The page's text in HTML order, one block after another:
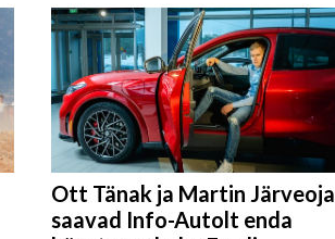
Ott Tänak ja Martin Järveoja
saavad Info-Autolt enda